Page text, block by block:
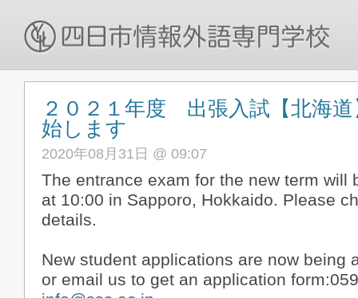
２０２１年度 出張入試【北海
始します
2020年08月31日 @ 09:07
The entrance exam for the new term will
at 10:00 in Sapporo, Hokkaido. Please
details.
New student applications are now being
or email us to get an application